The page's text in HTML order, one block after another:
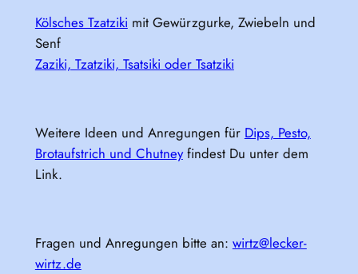
Kölsches Tzatziki mit Gewürzgurke, Zwiebeln und
Senf
Zaziki, Tzatziki, Tsatsiki oder Tsatziki
Weitere Ideen und Anregungen für Dips, Pesto,
Brotaufstrich und Chutneyfindest Du unter dem
Link.
Fragen und Anregungen bitte an: wirtz@lecker-
wirtz.de